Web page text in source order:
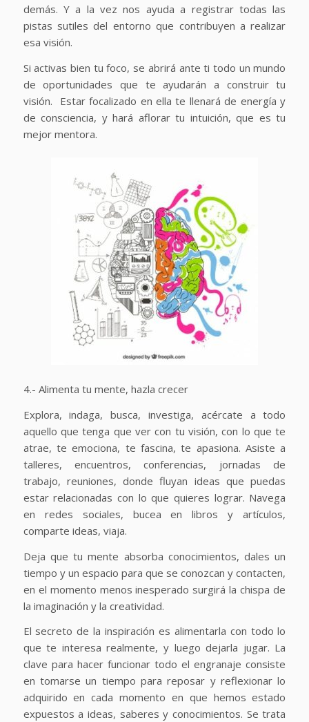
demás. Y a la vez nos ayuda a registrar todas las
pistas sutiles del entorno que contribuyen a realizar
esa visión.
Si activas bien tu foco, se abrirá ante ti todo un mundo
de oportunidades que te ayudarán a construir tu
visión. Estar focalizado en ella te llenará de energía y
de consciencia, y hará aflorar tu intuición, que es tu
mejor mentora.
4.- Alimenta tu mente, hazla crecer
Explora, indaga, busca, investiga, acércate a todo
aquello que tenga que ver con tu visión, con lo que te
atrae, te emociona, te fascina, te apasiona. Asiste a
talleres, encuentros, conferencias, jornadas de
trabajo, reuniones, donde fluyan ideas que puedas
estar relacionadas con lo que quieres lograr. Navega
en redes sociales, bucea en libros y artículos,
comparte ideas, viaja.
Deja que tu mente absorba conocimientos, dales un
tiempo y un espacio para que se conozcan y contacten,
en el momento menos inesperado surgirá la chispa de
la imaginación y la creatividad.
El secreto de la inspiración es alimentarla con todo lo
que te interesa realmente, y luego dejarla jugar. La
clave para hacer funcionar todo el engranaje consiste
en tomarse un tiempo para reposar y reflexionar lo
adquirido en cada momento en que hemos estado
expuestos a ideas, saberes y conocimientos. Se trata